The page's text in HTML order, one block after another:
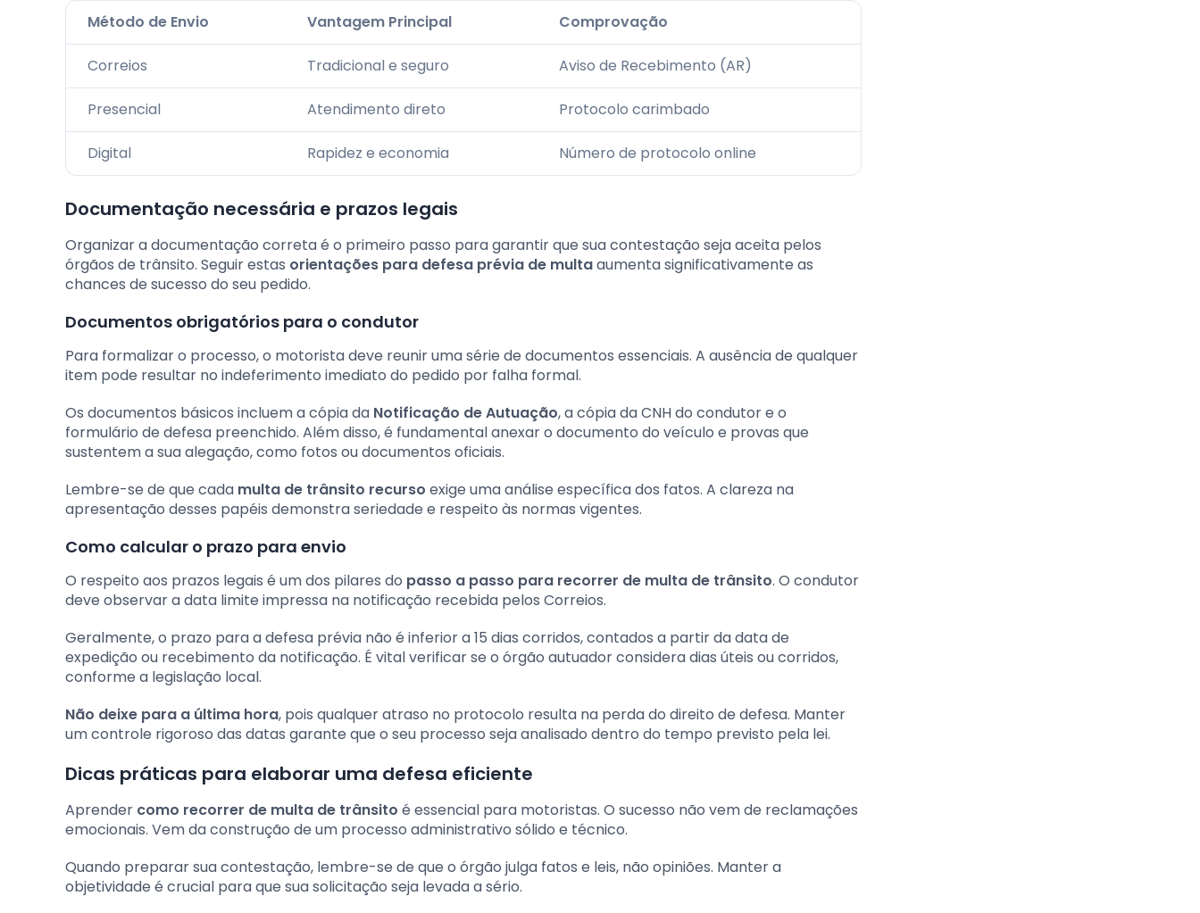
Método de Envio Vantagem Principal Comprovação
Correios Tradicional e seguro Aviso de Recebimento (AR)
Presencial Atendimento direto Protocolo carimbado
Digital Rapidez e economia Número de protocolo online
Documentação necessária e prazos legais
Organizar a documentação correta é o primeiro passo para garantir que sua contestação seja aceita pelos
órgãos de trânsito. Seguir estas orientações para defesa prévia de multaaumenta significativamente as
chances de sucesso do seu pedido.
Documentos obrigatórios para o condutor
Para formalizar o processo, o motorista deve reunir uma série de documentos essenciais. A ausência de qualquer
item pode resultar no indeferimento imediato do pedido por falha formal.
Os documentos básicos incluem a cópia da Notificação de Autuação, a cópia da CNH do condutor e o
formulário de defesa preenchido. Além disso, é fundamental anexar o documento do veículo e provas que
sustentem a sua alegação, como fotos ou documentos oficiais.
Lembre-se de que cada multa de trânsito recurso exige uma análise específica dos fatos. A clareza na
apresentação desses papéis demonstra seriedade e respeito às normas vigentes.
Como calcular o prazo para envio
O respeito aos prazos legais é um dos pilares do passo a passo para recorrer de multa de trânsito. O condutor
deve observar a data limite impressa na notificação recebida pelos Correios.
Geralmente, o prazo para a defesa prévia não é inferior a 15 dias corridos, contados a partir da data de
expedição ou recebimento da notificação. É vital verificar se o órgão autuador considera dias úteis ou corridos,
conforme a legislação local.
Não deixe para a última hora, pois qualquer atraso no protocolo resulta na perda do direito de defesa. Manter
um controle rigoroso das datas garante que o seu processo seja analisado dentro do tempo previsto pela lei.
Dicas práticas para elaborar uma defesa eficiente
Aprender como recorrer de multa de trânsito é essencial para motoristas. O sucesso não vem de reclamações
emocionais. Vem da construção de um processo administrativo sólido e técnico.
Quando preparar sua contestação, lembre-se de que o órgão julga fatos e leis, não opiniões. Manter a
objetividade é crucial para que sua solicitação seja levada a sério.